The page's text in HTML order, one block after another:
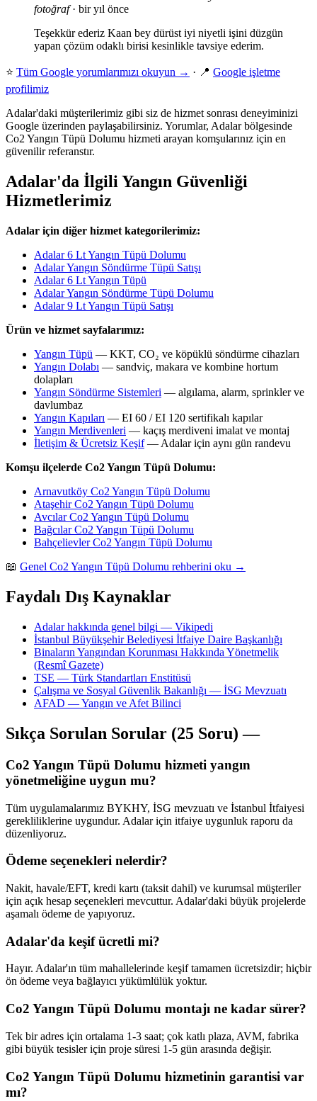
fotoğraf· bir yıl önce
Teşekkür ederiz Kaan bey dürüst iyi niyetli işini düzgün
yapan çözüm odaklı birisi kesinlikle tavsiye ederim.
⭐ Tüm Google yorumlarımızı okuyun → · 📍 Google işletme
profilimiz
Adalar'daki müşterilerimiz gibi siz de hizmet sonrası deneyiminizi
Google üzerinden paylaşabilirsiniz. Yorumlar, Adalar bölgesinde
Co2 Yangın Tüpü Dolumu hizmeti arayan komşularınız için en
güvenilir referanstır.
Adalar'da İlgili Yangın Güvenliği
Hizmetlerimiz
Adalar için diğer hizmet kategorilerimiz:
Adalar 6 Lt Yangın Tüpü Dolumu
Adalar Yangın Söndürme Tüpü Satışı
Adalar 6 Lt Yangın Tüpü
Adalar Yangın Söndürme Tüpü Dolumu
Adalar 9 Lt Yangın Tüpü Satışı
Ürün ve hizmet sayfalarımız:
Yangın Tüpü — KKT, CO₂ ve köpüklü söndürme cihazları
Yangın Dolabı — sandviç, makara ve kombine hortum
dolapları
Yangın Söndürme Sistemleri — algılama, alarm, sprinkler ve
davlumbaz
Yangın Kapıları — EI 60 / EI 120 sertifikalı kapılar
Yangın Merdivenleri — kaçış merdiveni imalat ve montaj
İletişim & Ücretsiz Keşif— Adalar için aynı gün randevu
Komşu ilçelerde Co2 Yangın Tüpü Dolumu:
Arnavutköy Co2 Yangın Tüpü Dolumu
Ataşehir Co2 Yangın Tüpü Dolumu
Avcılar Co2 Yangın Tüpü Dolumu
Bağcılar Co2 Yangın Tüpü Dolumu
Bahçelievler Co2 Yangın Tüpü Dolumu
📖 Genel Co2 Yangın Tüpü Dolumu rehberini oku →
Faydalı Dış Kaynaklar
Adalar hakkında genel bilgi — Vikipedi
İstanbul Büyükşehir Belediyesi İtfaiye Daire Başkanlığı
Binaların Yangından Korunması Hakkında Yönetmelik
(Resmî Gazete)
TSE — Türk Standartları Enstitüsü
Çalışma ve Sosyal Güvenlik Bakanlığı — İSG Mevzuatı
AFAD — Yangın ve Afet Bilinci
Sıkça Sorulan Sorular (25 Soru) —
Co2 Yangın Tüpü Dolumu hizmeti yangın
yönetmeliğine uygun mu?
Tüm uygulamalarımız BYKHY, İSG mevzuatı ve İstanbul İtfaiyesi
gerekliliklerine uygundur. Adalar için itfaiye uygunluk raporu da
düzenliyoruz.
Ödeme seçenekleri nelerdir?
Nakit, havale/EFT, kredi kartı (taksit dahil) ve kurumsal müşteriler
için açık hesap seçenekleri mevcuttur. Adalar'daki büyük projelerde
aşamalı ödeme de yapıyoruz.
Adalar'da keşif ücretli mi?
Hayır. Adalar'ın tüm mahallelerinde keşif tamamen ücretsizdir; hiçbir
ön ödeme veya bağlayıcı yükümlülük yoktur.
Co2 Yangın Tüpü Dolumu montajı ne kadar sürer?
Tek bir adres için ortalama 1-3 saat; çok katlı plaza, AVM, fabrika
gibi büyük tesisler için proje süresi 1-5 gün arasında değişir.
Co2 Yangın Tüpü Dolumu hizmetinin garantisi var
mı?